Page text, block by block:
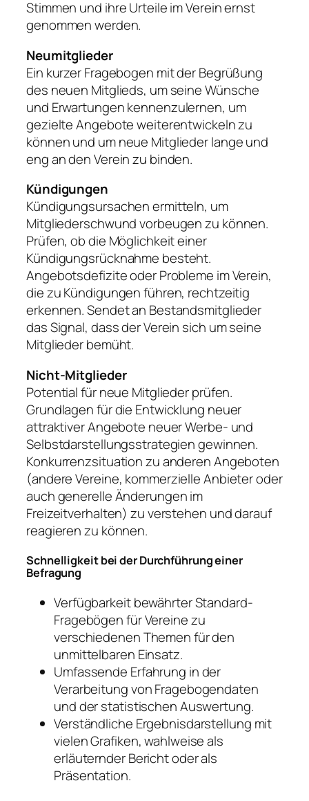
Stimmen und ihre Urteile im Verein ernst
genommen werden.
Neumitglieder
Ein kurzer Fragebogen mit der Begrüßung
des neuen Mitglieds, um seine Wünsche
und Erwartungen kennenzulernen, um
gezielte Angebote weiterentwickeln zu
können und um neue Mitglieder lange und
eng an den Verein zu binden.
Kündigungen
Kündigungsursachen ermitteln, um
Mitgliederschwund vorbeugen zu können.
Prüfen, ob die Möglichkeit einer
Kündigungsrücknahme besteht.
Angebotsdefizite oder Probleme im Verein,
die zu Kündigungen führen, rechtzeitig
erkennen. Sendet an Bestandsmitglieder
das Signal, dass der Verein sich um seine
Mitglieder bemüht.
Nicht-Mitglieder
Potential für neue Mitglieder prüfen.
Grundlagen für die Entwicklung neuer
attraktiver Angebote neuer Werbe- und
Selbstdarstellungsstrategien gewinnen.
Konkurrenzsituation zu anderen Angeboten
(andere Vereine, kommerzielle Anbieter oder
auch generelle Änderungen im
Freizeitverhalten) zu verstehen und darauf
reagieren zu können.
Schnelligkeit bei der Durchführung einer
Befragung
Verfügbarkeit bewährter Standard-
Fragebögen für Vereine zu
verschiedenen Themen für den
unmittelbaren Einsatz.
Umfassende Erfahrung in der
Verarbeitung von Fragebogendaten
und der statistischen Auswertung.
Verständliche Ergebnisdarstellung mit
vielen Grafiken, wahlweise als
erläuternder Bericht oder als
Präsentation.